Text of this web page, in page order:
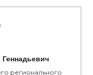
регионального